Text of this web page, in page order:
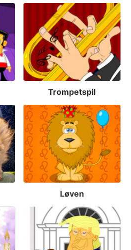
Trompetspil
Løven